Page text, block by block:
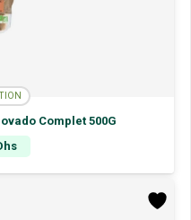
Complet 500G